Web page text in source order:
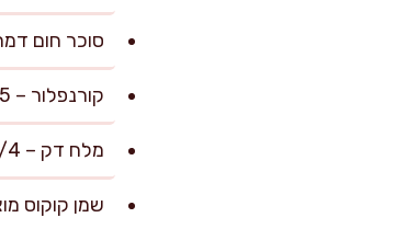
סוכר חום דמררה – 80 גרם (עדיף
קורנפלור – 15 גרם (לקשיחות עדינה בבצק)
מלח דק – 1/4 כפית (כ-1.5 גרם, לאיזון טעמים)
שמן קוקוס מוצק – 100 גרם (טמפרטורת חדר, תחליף חמאה